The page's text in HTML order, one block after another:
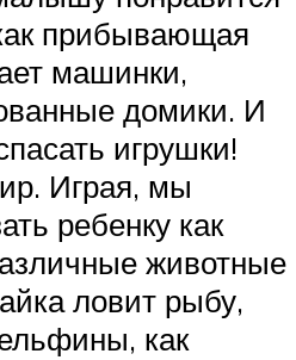
прибывающая
машинки,
домики. И
игрушки!
Играя, мы
ребенку как
животные
ловит рыбу,
как